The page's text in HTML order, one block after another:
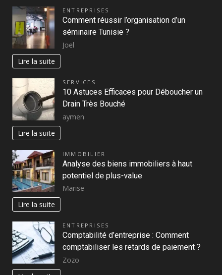
ENTREPRISES
Comment réussir l’organisation d’un
séminaire Tunisie ?
Joel
Lire la suite
SERVICES
10 Astuces Efficaces pour Déboucher un
Drain Très Bouché
aymen
Lire la suite
IMMOBILIER
Analyse des biens immobiliers à haut
potentiel de plus-value
Marise
Lire la suite
ENTREPRISES
Comptabilité d’entreprise : Comment
comptabiliser les retards de paiement ?
Zozo